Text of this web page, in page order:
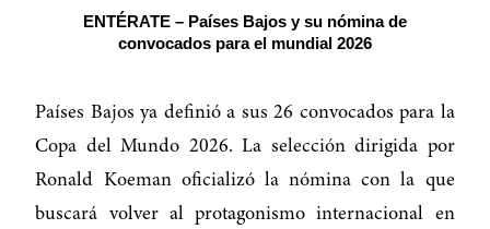
ENTÉRATE – Países Bajos y su nómina de
convocados para el mundial 2026
Países Bajos ya definió a sus 26 convocados para la
Copa del Mundo 2026. La selección dirigida por
Ronald Koeman oficializó la nómina con la que
buscará volver al protagonismo internacional en